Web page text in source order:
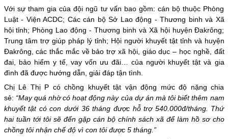
Với sự tham gia của đội ngũ tư vấn bao gồm: cán bộ thuộc Phòng
Luật - Viện ACDC; Các cán bộ Sở Lao động - Thương binh và Xã
hội tỉnh; Phòng Lao động - Thương binh và Xã hội huyện Đakrông;
Trung tâm trợ giúp pháp lý tỉnh; Hội người khuyết tật tỉnh và huyện
Đakrông, các thắc mắc về bảo trợ xã hội, giáo dục – học nghề, đất
đai, bảo hiểm y tế, vay vốn ưu đãi… của người khuyết tật và gia
đình đã được hướng dẫn, giải đáp tận tình.
Chị Lê Thị P có chồng khuyết tật vận động mức độ nặng chia
sẻ: “May quá nhờ có hoạt động này của dự án mà tôi biết thêm nam
khuyết tật có con dưới 36 tháng được hỗ trợ 540.000đ/tháng. Thứ
hai tuần tới tôi sẽ đến gặp cán bộ chính sách xã để làm hồ sơ cho
chồng tôi nhận chế độ vì con tôi được 5 tháng.”